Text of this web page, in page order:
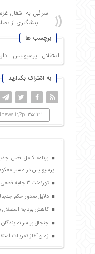
اسرائیل به اشغال
پیشگیری از
برچسب ها
استقلال , پرسپولیس ,
به اشتراک بگذارید
?p=35232
برنامه کامل فصل
پرسپولیس در مسیر
تورنمنت ۳ جانبه قطعی شد/ لیگ رسماً تمام شد!
دلایل صدور حکم
کاهش بودجه استقلال
جنجال بر سر نمایندگان
زمان آغاز تمرینات